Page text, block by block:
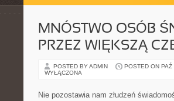
MNÓSTWO OSÓB
PRZEZ WIĘKSZĄ
POSTED BY ADMIN POSTED ON
WYŁĄCZONA
Nie pozostawia nam złudzeń